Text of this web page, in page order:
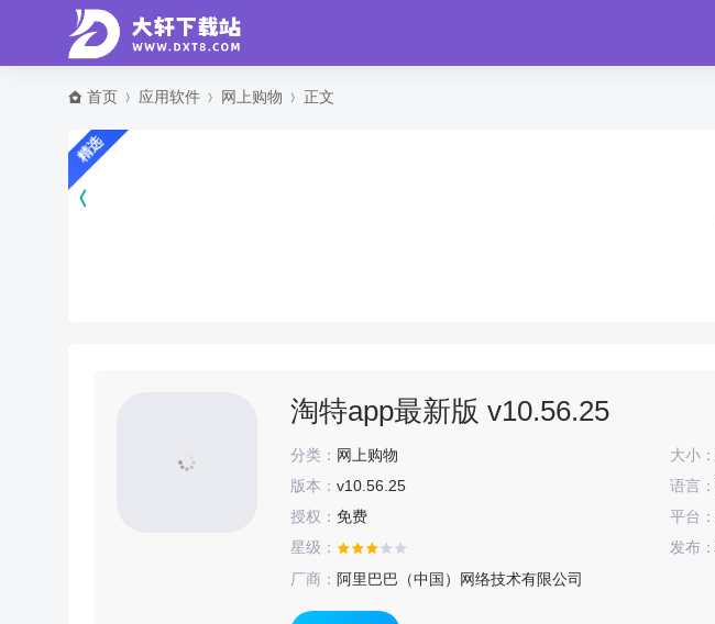
首页 应用软件 网上购物 正文
精选
淘特app最新版 v10.56.25
分类： 网上购物 大小：
版本： v10.56.25 语言：
授权： 免费 平台：
星级：
发布：
厂商： 阿里巴巴（中国）网络技术有限公司